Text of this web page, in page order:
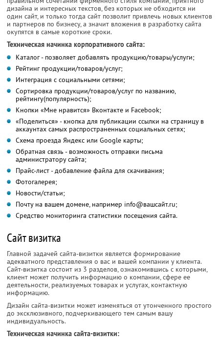
дизайна и интересных текстов, без которых не обходится ни
один сайт, и только тогда сайт позволит привлечь новых клиентов
и партнеров по бизнесу, а значит вложения в разработку сайта
окупятся в самые короткие сроки.
Техническая начинка корпоративного сайта:
Каталог - позволяет добавлять продукцию/товары/услуги;
Рейтинг продукции/товаров/услуг;
Интеграция с социальными сетями;
Сортировка продукции/товаров/услуг по названию,
рейтингу(популярность);
Кнопки «Мне нравится» Вконтакте и Facebook;
«Поделиться» - кнопка для публикации ссылки на страницу в
аккаунтах самых распространенных социальных сетях;
Схема проезда Яндекс или Google карты;
Обратная связь - возможность отправки письма
администратору сайта;
Прайс-лист - добавление файла для скачивания;
Фотогалерея;
Новости/статьи;
Почту на вашем домене, например info@вашсайт.ru;
Средство мониторинга статистики посещения сайта.
Сайт визитка
Главной задачей сайта-визитки является формирование
адекватного представления о вас и вашей компании у клиента.
Сайт-визитка состоит из 3 разделов, ознакомившись с которыми,
клиент может получить информацию о компании, сфере ее
деятельности, реализуемых товарах и услугах, контактную
информацию.
Дизайн сайта-визитки может изменяться от утонченного простого
до эксклюзивного, подчеркивающего тем самым вашу
индивидуальность.
Техническая начинка сайта-визитки: